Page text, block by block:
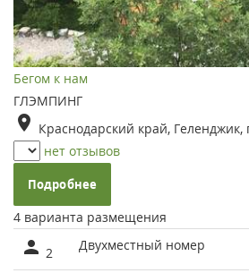
Бегом к нам
ГЛЭМПИНГ
Краснодарский край,
нет отзывов
Подробнее
4 варианта размещения
2 Двухместный номер